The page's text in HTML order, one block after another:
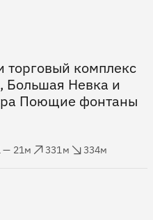
торговый комплекс
Большая Невка и
Поющие фонтаны
— 21м
331м
334м